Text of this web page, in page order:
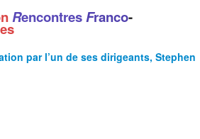
RencontresFranco-
par l’un de ses dirigeants, Stephen